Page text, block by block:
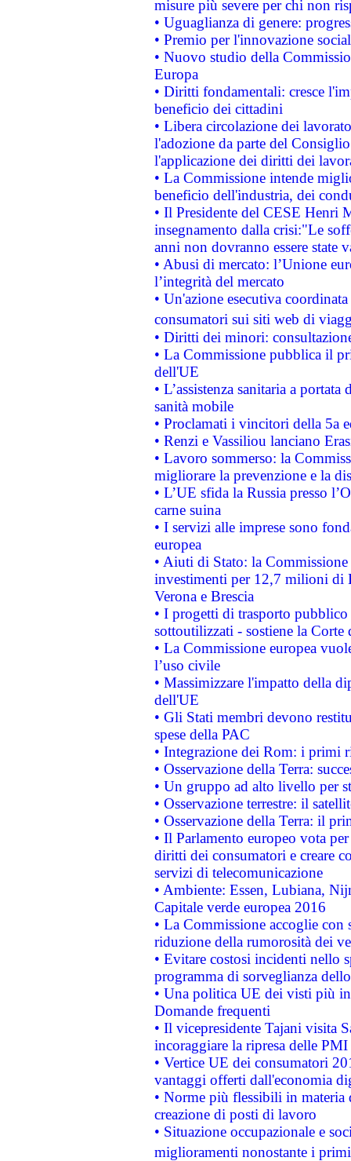
misure più severe per chi non
• Uguaglianza di genere:
• Premio per l'innovazione
• Nuovo studio della
Europa
• Diritti fondamentali: cresce
beneficio dei cittadini
• Libera circolazione dei
l'adozione da parte del
l'applicazione dei diritti dei
• La Commissione intende
beneficio dell'industria, dei
• Il Presidente del CESE Henri
insegnamento dalla crisi:"Le
anni non dovranno essere state
• Abusi di mercato: l’Unione
l’integrità del mercato
• Un'azione esecutiva
consumatori sui siti web di
• Diritti dei minori:
• La Commissione pubblica il
dell'UE
• L’assistenza sanitaria a
sanità mobile
• Proclamati i vincitori della 5a
• Renzi e Vassiliou lanciano
• Lavoro sommerso: la
migliorare la prevenzione e la
• L’UE sfida la Russia presso
carne suina
• I servizi alle imprese sono
europea
• Aiuti di Stato: la
investimenti per 12,7 milioni di
Verona e Brescia
• I progetti di trasporto
sottoutilizzati - sostiene la Corte
• La Commissione europea
l’uso civile
• Massimizzare l'impatto della
dell'UE
• Gli Stati membri devono
spese della PAC
• Integrazione dei Rom: i primi
• Osservazione della Terra:
• Un gruppo ad alto livello per
• Osservazione terrestre: il
• Osservazione della Terra: il
• Il Parlamento europeo vota
diritti dei consumatori e creare
servizi di telecomunicazione
• Ambiente: Essen, Lubiana,
Capitale verde europea 2016
• La Commissione accoglie
riduzione della rumorosità dei
• Evitare costosi incidenti nello
programma di sorveglianza
• Una politica UE dei visti più
Domande frequenti
• Il vicepresidente Tajani visita
incoraggiare la ripresa delle
• Vertice UE dei consumatori
vantaggi offerti dall'economia
• Norme più flessibili in materia
creazione di posti di lavoro
• Situazione occupazionale e
miglioramenti nonostante i